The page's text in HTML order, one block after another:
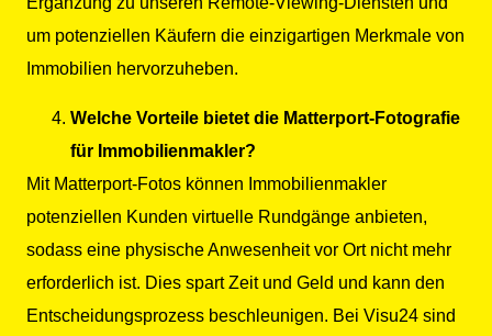
um potenziellen Käufern die einzigartigen Merkmale von
Immobilien hervorzuheben.
Welche Vorteile bietet die Matterport-Fotografie
für Immobilienmakler?
Mit Matterport-Fotos können Immobilienmakler
potenziellen Kunden virtuelle Rundgänge anbieten,
sodass eine physische Anwesenheit vor Ort nicht mehr
erforderlich ist. Dies spart Zeit und Geld und kann den
Entscheidungsprozess beschleunigen. Bei Visu24 sind